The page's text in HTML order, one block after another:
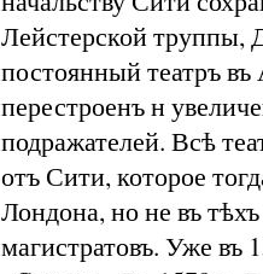
Лейстерской труппы,
постоянный театръ въ
перестроенъ н
подражателей. Всѣ
отъ Сити, которое
Лондона, но не въ
магистратовъ. Уже въ